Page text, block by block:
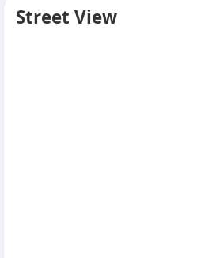
Street View